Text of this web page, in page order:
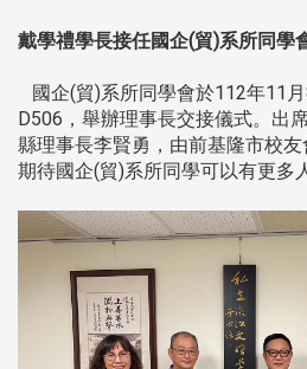
戴學禮學長接任國企(貿)系所同學
國企(貿)系所同學會於112年11
D506，舉辦理事長交接儀式。出
縣理事長李賢勇，由前基隆市校友
期待國企(貿)系所同學可以有更多